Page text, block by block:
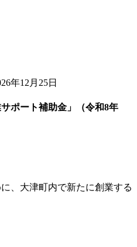
年12月25日
ポート補助金」（令和8年
、大津町内で新たに創業する